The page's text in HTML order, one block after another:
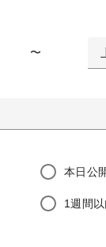
〜
本日公
1週間